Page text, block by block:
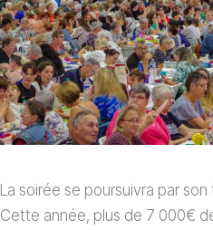
La soirée se poursuivra par
Cette année, plus de 7 000€